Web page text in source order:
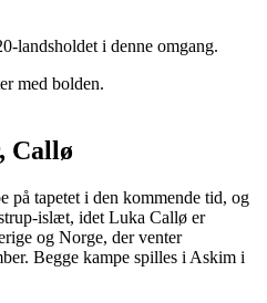
landsholdet i denne omgang.
Callø
på tapetet i den kommende tid, og
islæt, idet Luka Callø er
og Norge, der venter
Begge kampe spilles i Askim i